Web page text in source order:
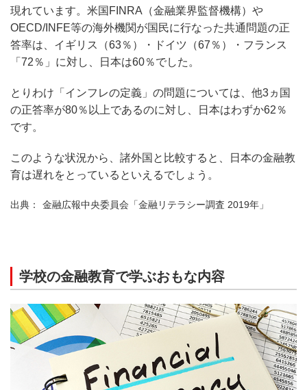
現れています。米国FINRA（金融業界監督機構）や
OECD/INFE等の海外機関が国民に行なった共通問題の正
答率は、イギリス（63％）・ドイツ（67％）・フランス
「72％」に対し、日本は60％でした。
とりわけ「インフレの定義」の問題については、他3ヵ国
の正答率が80％以上であるのに対し、日本はわずか62％
です。
このような状況から、諸外国と比較すると、日本の金融教
育は遅れをとっているといえるでしょう。
金融広報中央委員会「金融リテラシー調査 2019年」
学校の金融教育で学ぶおもな内容